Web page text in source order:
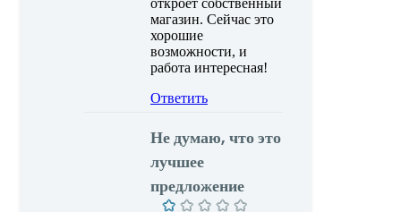
магазин. Сейчас это
хорошие
возможности, и
работа интересная!
Ответить
Не думаю, что это
лучшее
предложение